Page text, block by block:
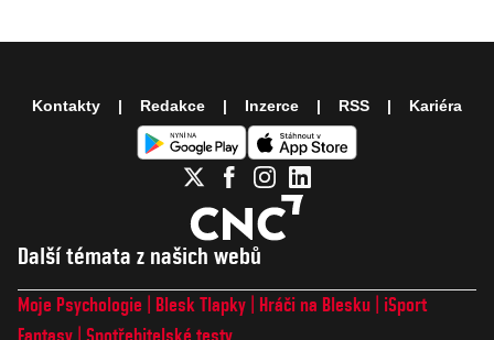
Další témata z našich webů
Moje Psychologie Blesk Tlapky Hráči na Blesku
iSport
Fantasy Spotřebitelské testy
Kontakty Redakce Inzerce RSS Kariéra